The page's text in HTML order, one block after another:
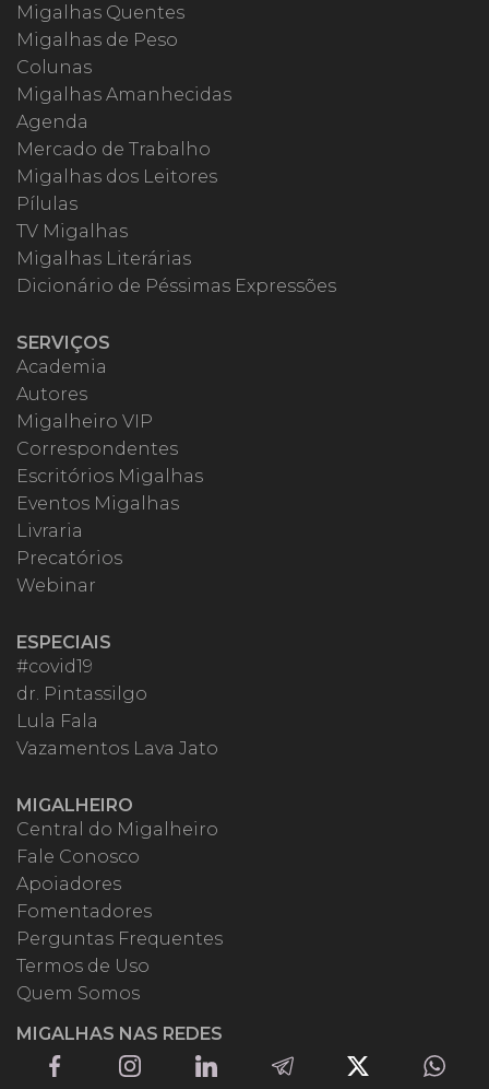
Migalhas Quentes
Migalhas de Peso
Colunas
Migalhas Amanhecidas
Agenda
Mercado de Trabalho
Migalhas dos Leitores
Pílulas
TV Migalhas
Migalhas Literárias
Dicionário de Péssimas Expressões
SERVIÇOS
Academia
Autores
Migalheiro VIP
Correspondentes
Escritórios Migalhas
Eventos Migalhas
Livraria
Precatórios
Webinar
ESPECIAIS
#covid19
dr. Pintassilgo
Lula Fala
Vazamentos Lava Jato
MIGALHEIRO
Central do Migalheiro
Fale Conosco
Apoiadores
Fomentadores
Perguntas Frequentes
Termos de Uso
Quem Somos
MIGALHAS NAS REDES